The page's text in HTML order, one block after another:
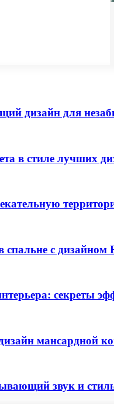
дизайн для
в стиле лучших
с дизайном
секреты
мансардной
звук и